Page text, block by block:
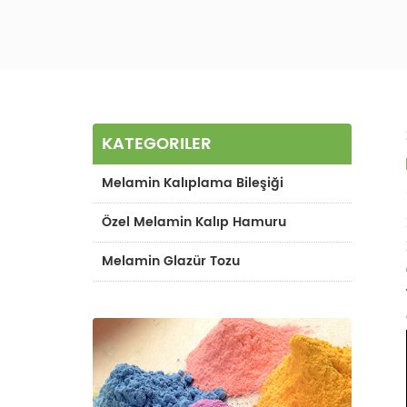
KATEGORILER
Melamin Kalıplama Bileşiği
Özel Melamin Kalıp Hamuru
Melamin Glazür Tozu